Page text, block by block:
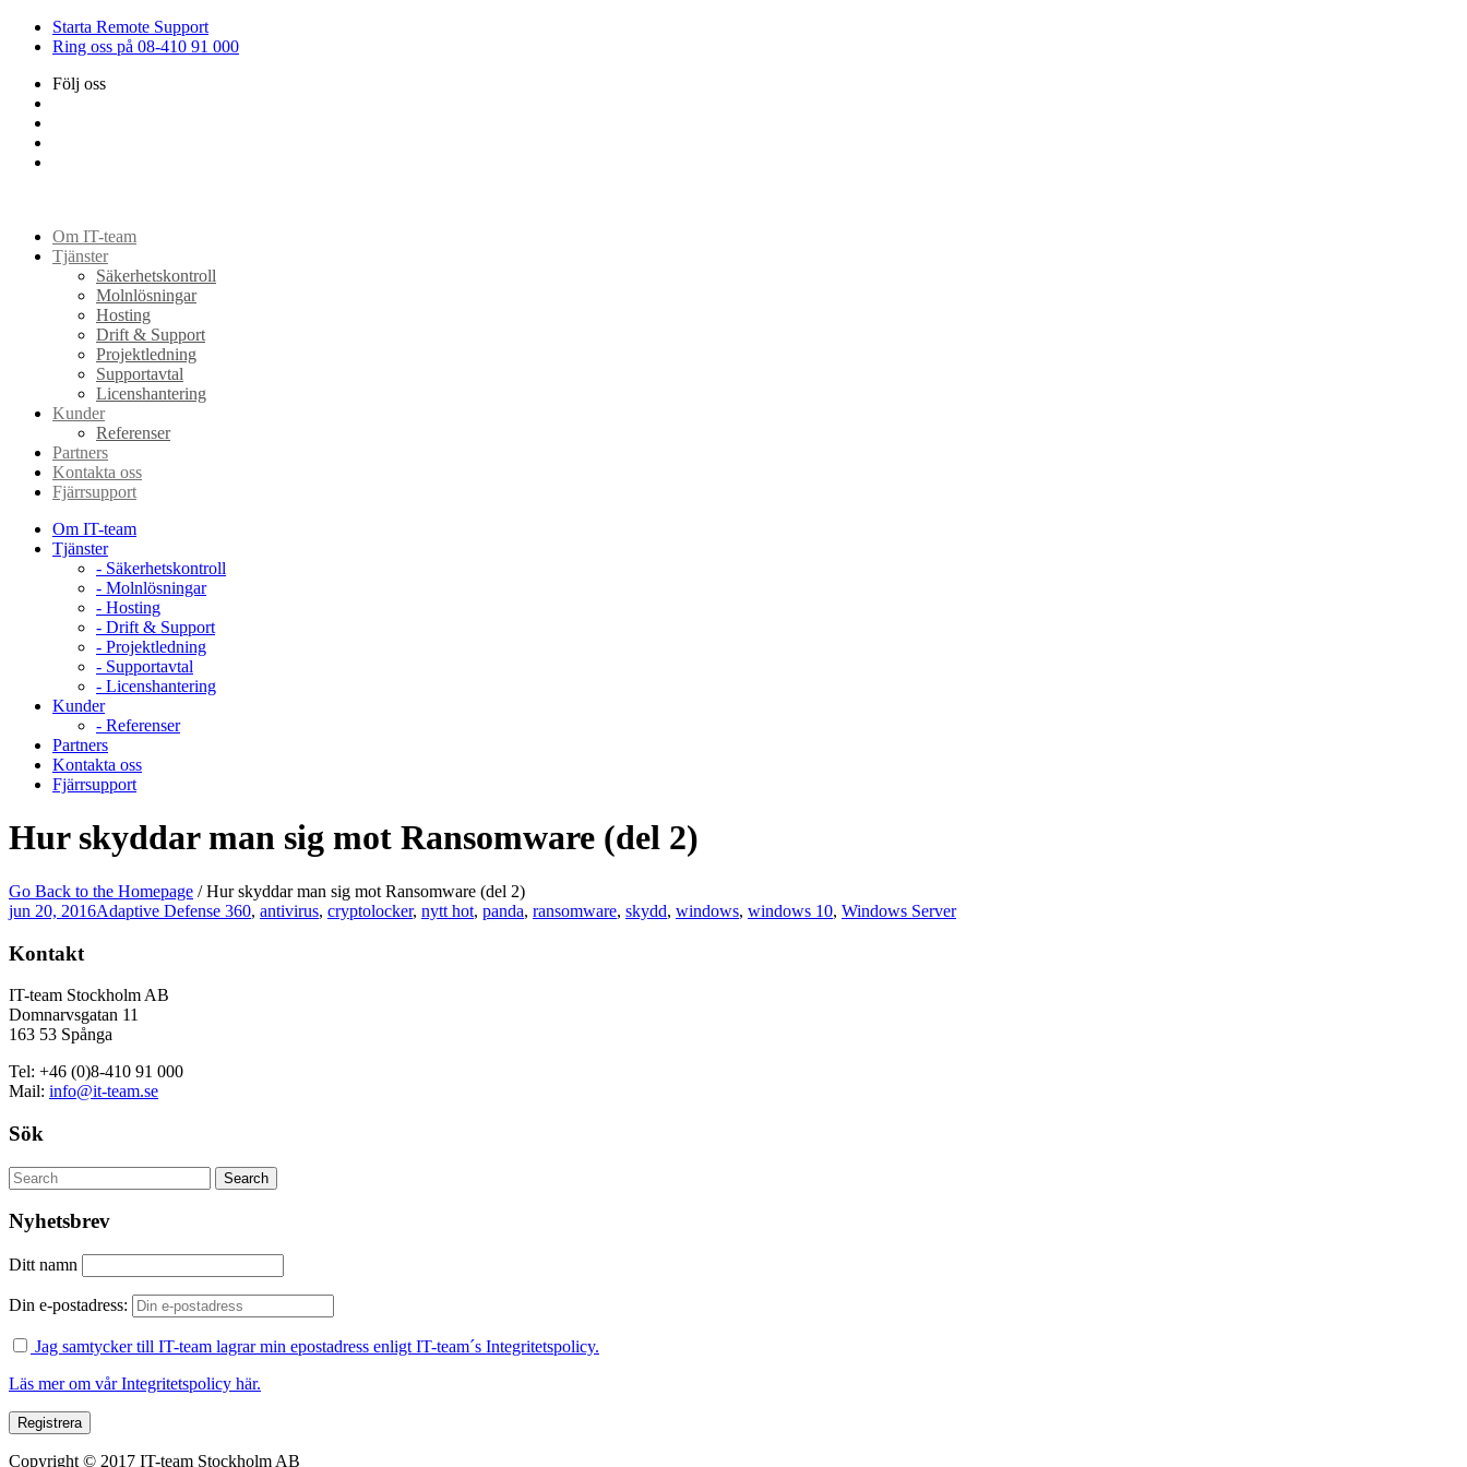
Starta Remote Support
Ring oss på 08-410 91 000
Följ oss
Om IT-team
Tjänster
Säkerhetskontroll
Molnlösningar
Hosting
Drift & Support
Projektledning
Supportavtal
Licenshantering
Kunder
Referenser
Partners
Kontakta oss
Fjärrsupport
Om IT-team
Tjänster
- Säkerhetskontroll
- Molnlösningar
- Hosting
- Drift & Support
- Projektledning
- Supportavtal
- Licenshantering
Kunder
- Referenser
Partners
Kontakta oss
Fjärrsupport
Hur skyddar man sig mot Ransomware (del 2)
Go Back to the Homepage /Hur skyddar man sig mot Ransomware (del 2)
jun 20, 2016Adaptive Defense 360, antivirus, cryptolocker, nytt hot, panda, ransomware, skydd, windows, windows 10, Windows Server
Kontakt
IT-team Stockholm AB
Domnarvsgatan 11
163 53 Spånga
Tel: +46 (0)8-410 91 000
Mail: info@it-team.se
Sök
Nyhetsbrev
Ditt namn
Din e-postadress:
Jag samtycker till IT-team lagrar min epostadress enligt IT-team´s Integritetspolicy.
Läs mer om vår Integritetspolicy här.
Copyright © 2017 IT-team Stockholm AB